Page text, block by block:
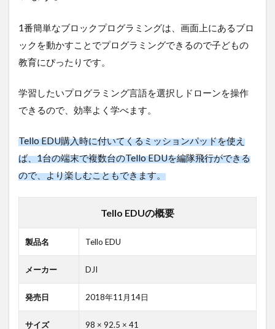
1番簡単なブロックプログラミングは、画面上にあるブロ
ックを動かすことでプログラミングできるので子どもの
教育にぴったりです。
学習したいプログラミング言語を選択しドローンを操作
できるので、効率よく学べます。
Tello EDU購入時に付いてくるミッションパッドを使え
ば、1台の端末で複数台のTello EDUを編隊飛行ができる
ので、より楽しむこともできます。
Tello EDUの概要
製品名 Tello EDU
メーカー DJI
発売日 2018年11月14日
サイズ 98 × 92.5 × 41